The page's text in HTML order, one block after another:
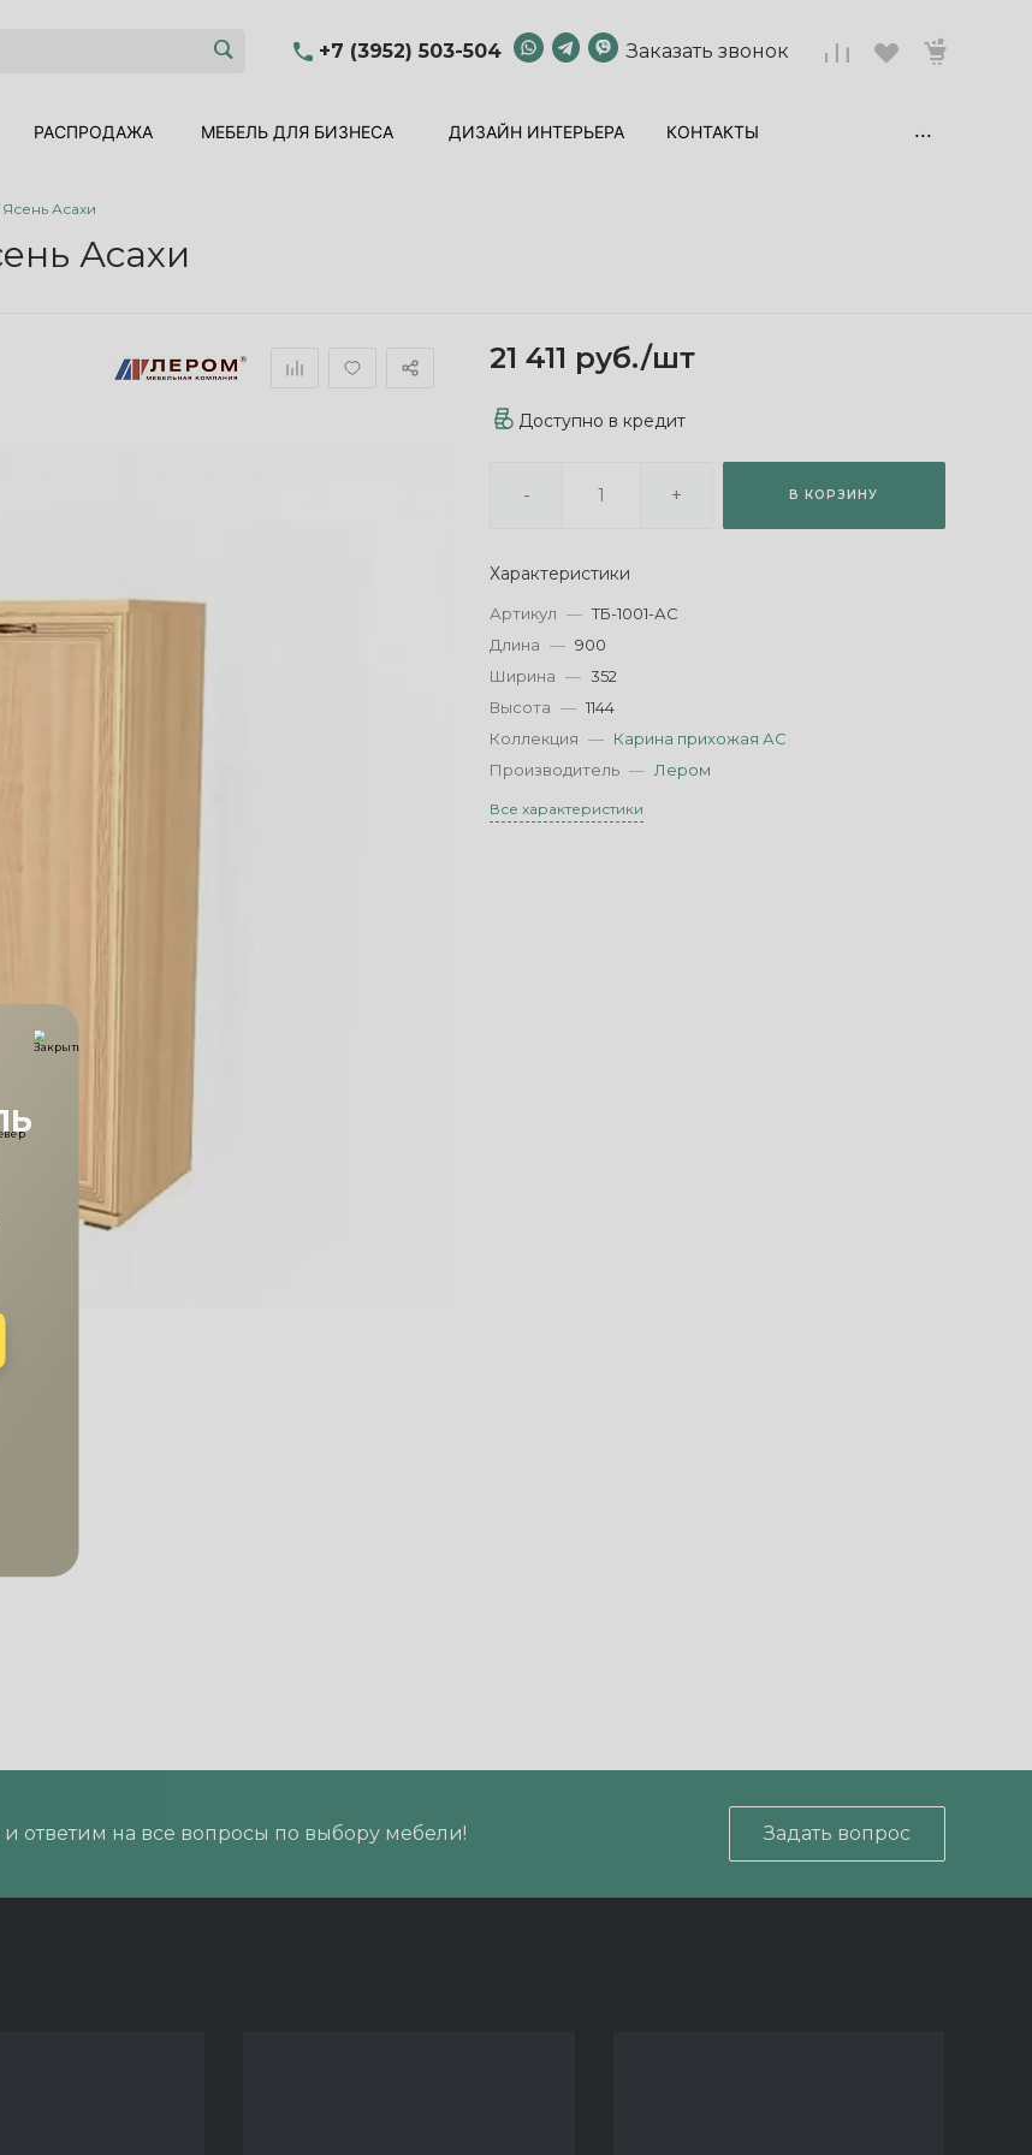
+7 (3952) 503-504 Заказать звонок
РАСПРОДАЖА МЕБЕЛЬ ДЛЯ БИЗНЕСА ДИЗАЙН ИНТЕРЬЕРА КОНТАКТЫ ...
Асахи
Асахи
21 411 руб./шт
Доступно в кредит
- + В КОРЗИНУ
Характеристики
Артикул — ТБ-1001-АС
Длина — 900
Ширина — 352
Высота — 1144
Коллекция — Карина прихожая АС
Производитель — Лером
Все характеристики
ответим на все вопросы по выбору мебели! Задать вопрос